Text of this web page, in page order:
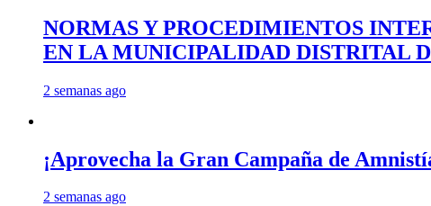
NORMAS Y PROCEDIMIENTOS
EN LA MUNICIPALIDAD DISTRITAL
2 semanas ago
¡Aprovecha la Gran Campaña de
2 semanas ago